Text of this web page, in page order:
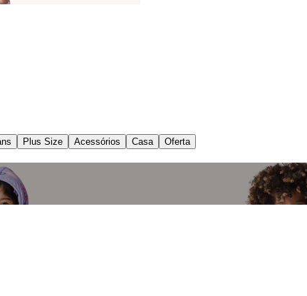
Plus Size Acessórios Casa Oferta